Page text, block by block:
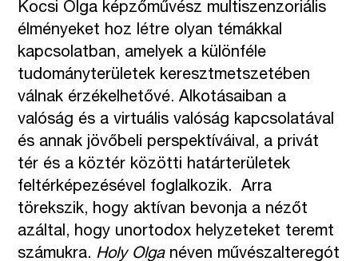
Kocsi Olga képzőművész multiszenzoriális
élményeket hoz létre olyan témákkal
kapcsolatban, amelyek a különféle
tudományterületek keresztmetszetében
válnak érzékelhetővé. Alkotásaiban a
valóság és a virtuális valóság kapcsolatával
és annak jövőbeli perspektíváival, a privát
tér és a köztér közötti határterületek
feltérképezésével foglalkozik. Arra
törekszik, hogy aktívan bevonja a nézőt
azáltal, hogy unortodox helyzeteket teremt
számukra. Holy Olganéven művészalteregót